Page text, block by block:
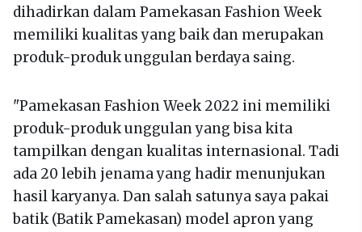
dihadirkan dalam Pamekasan Fashion Week
memiliki kualitas yang baik dan merupakan
produk-produk unggulan berdaya saing.
"Pamekasan Fashion Week 2022 ini memiliki
produk-produk unggulan yang bisa kita
tampilkan dengan kualitas internasional. Tadi
ada 20 lebih jenama yang hadir menunjukan
hasil karyanya. Dan salah satunya saya pakai
batik (Batik Pamekasan) model apron yang